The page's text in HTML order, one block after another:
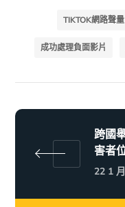
TIKTOK網路聲量
成功處理負面影片
跨國
害者
22 1